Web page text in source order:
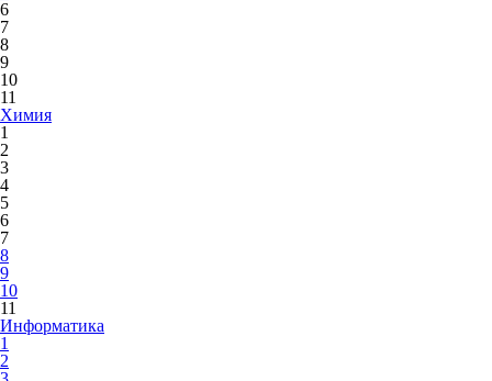
6
7
8
9
10
11
Химия
1
2
3
4
5
6
7
8
9
10
11
Информатика
1
2